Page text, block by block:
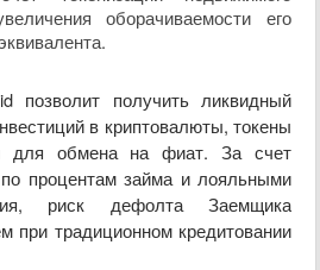
оборачиваемости его
позволит получить ликвидный
в криптовалюты, токены
для обмена на фиат.За счет
процентам займа и лояльными
риск дефолта Заемщика
при традиционном кредитовании